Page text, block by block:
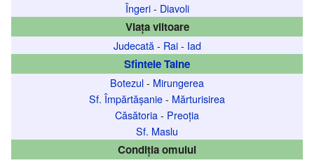
Îngeri- Diavoli
Viața viitoare
Judecată- Rai- Iad
Sfintele Taine
Botezul- Mirungerea
Sf. Împărtășanie- Mărturisirea
Căsătoria- Preoția
Sf. Maslu
Condiția omului